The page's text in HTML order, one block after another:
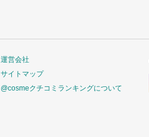
運営会社
サイトマップ
@cosmeクチコミランキングについて